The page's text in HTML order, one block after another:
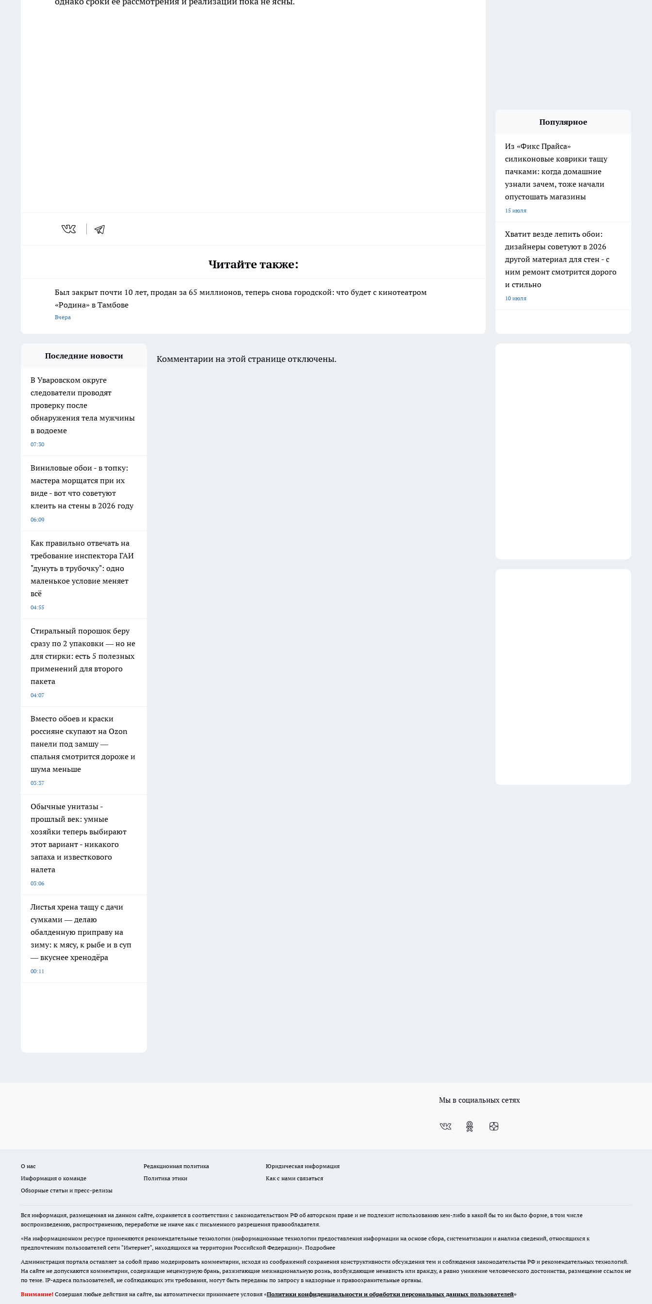
Читайте также:
Был закрыт почти 10 лет, продан за 65 миллионов, теперь снова городской: что будет с кинотеатром
«Родина» в Тамбове
Вчера
Популярное
Из «Фикс Прайса»
силиконовые коврики тащу
пачками: когда домашние
узнали зачем, тоже начали
опустошать магазины
15 июля
Хватит везде лепить обои:
дизайнеры советуют в 2026
другой материал для стен - с
ним ремонт смотрится дорого
и стильно
10 июля
Последние новости
В Уваровском округе
следователи проводят
проверку после
обнаружения тела мужчины
в водоеме
07:30
Виниловые обои - в топку:
мастера морщатся при их
виде - вот что советуют
клеить на стены в 2026 году
06:09
Как правильно отвечать на
требование инспектора ГАИ
"дунуть в трубочку": одно
маленькое условие меняет
всё
04:55
Стиральный порошок беру
сразу по 2 упаковки — но не
для стирки: есть 5 полезных
применений для второго
пакета
04:07
Вместо обоев и краски
россияне скупают на Ozon
панели под замшу —
спальня смотрится дороже и
шума меньше
03:37
Обычные унитазы -
прошлый век: умные
хозяйки теперь выбирают
этот вариант - никакого
запаха и известкового
налета
03:06
Листья хрена тащу с дачи
сумками — делаю
обалденную приправу на
зиму: к мясу, к рыбе и в суп
— вкуснее хренодёра
00:11
Комментарии на этой странице отключены.
Мы в социальных сетях
О нас Редакционная политика
Юридическая информация
Информация о команде
Политика этики
Как с нами связаться
Обзорные статьи и пресс-релизы
Вся информация, размещенная на данном сайте, охраняется в соответствии с законодательством РФ об авторском праве и не подлежит использованию кем-либо в какой бы то ни было форме, в том числе
воспроизведению, распространению, переработке не иначе как с письменного разрешения правообладателя.
«На информационном ресурсе применяются рекомендательные технологии (информационные технологии предоставления информации на основе сбора, систематизации и анализа сведений, относящихся к
предпочтениям пользователей сети "Интернет", находящихся на территории Российской Федерации)». Подробнее
Администрация портала оставляет за собой право модерировать комментарии, исходя из соображений сохранения конструктивности обсуждения тем и соблюдения законодательства РФ и рекомендательных технологий.
На сайте не допускаются комментарии, содержащие нецензурную брань, разжигающие межнациональную рознь, возбуждающие ненависть или вражду, а равно унижение человеческого достоинства, размещение ссылок не
по теме. IP-адреса пользователей, не соблюдающих эти требования, могут быть переданы по запросу в надзорные и правоохранительные органы.
Внимание! Совершая любые действия на сайте, вы автоматически принимаете условия «Политики конфиденциальности и обработки персональных данных пользователей»